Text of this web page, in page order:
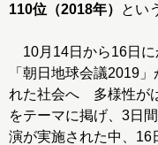
110位（2018年）
とい
10月14日から16日に
「朝日地球会議2019
れた社会へ 多様性が
をテーマに掲げ、3日
演が実施された中、16